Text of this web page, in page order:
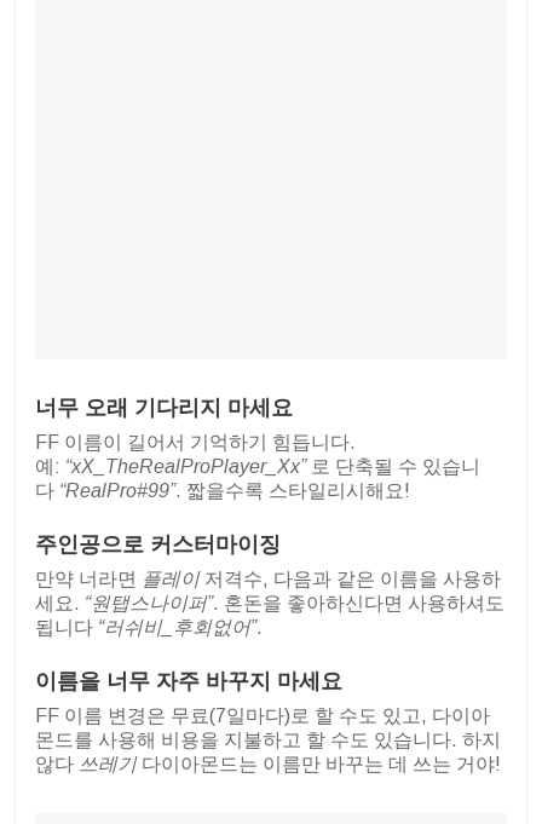
너무 오래 기다리지 마세요
FF 이름이 길어서 기억하기 힘듭니다.
예: “xX_TheRealProPlayer_Xx”로 단축될 수 있습니
다 “RealPro#99”. 짧을수록 스타일리시해요!
주인공으로 커스터마이징
만약 너라면 플레이저격수, 다음과 같은 이름을 사용하
세요. “원탭스나이퍼”. 혼돈을 좋아하신다면 사용하셔도
됩니다 “러쉬비_후회없어”.
이름을 너무 자주 바꾸지 마세요
FF 이름 변경은 무료(7일마다)로 할 수도 있고, 다이아
몬드를 사용해 비용을 지불하고 할 수도 있습니다. 하지
않다 쓰레기다이아몬드는 이름만 바꾸는 데 쓰는 거야!